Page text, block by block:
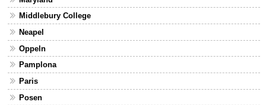
Middlebury College
Neapel
Oppeln
Pamplona
Paris
Posen